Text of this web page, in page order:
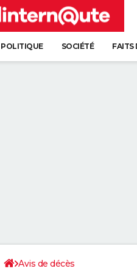
POLITIQUE SOCIÉTÉ FAITS
Avis de décès